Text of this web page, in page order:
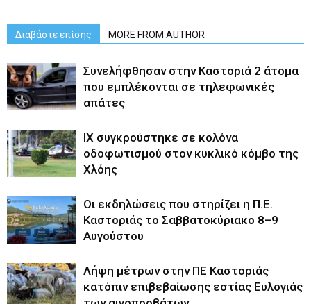
Διαβάστε επίσης MORE FROM AUTHOR
Συνελήφθησαν στην Καστοριά 2 άτομα
που εμπλέκονται σε τηλεφωνικές
απάτες
ΙΧ συγκρούστηκε σε κολόνα
οδοφωτισμού στον κυκλικό κόμβο της
Χλόης
Οι εκδηλώσεις που στηρίζει η Π.Ε.
Καστοριάς το Σαββατοκύριακο 8–9
Αυγούστου
Λήψη μέτρων στην ΠΕ Καστοριάς
κατόπιν επιβεβαίωσης εστίας Ευλογιάς